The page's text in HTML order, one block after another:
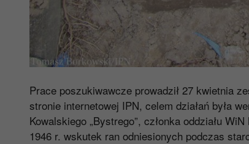
Prace poszukiwawcze prowadził 27 kwietnia
stronie internetowej IPN, celem działań była
Kowalskiego „Bystrego”, członka oddziału
1946 r. wskutek ran odniesionych podczas